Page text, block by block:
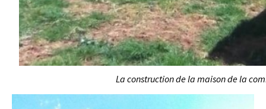
La construction de la maison de la